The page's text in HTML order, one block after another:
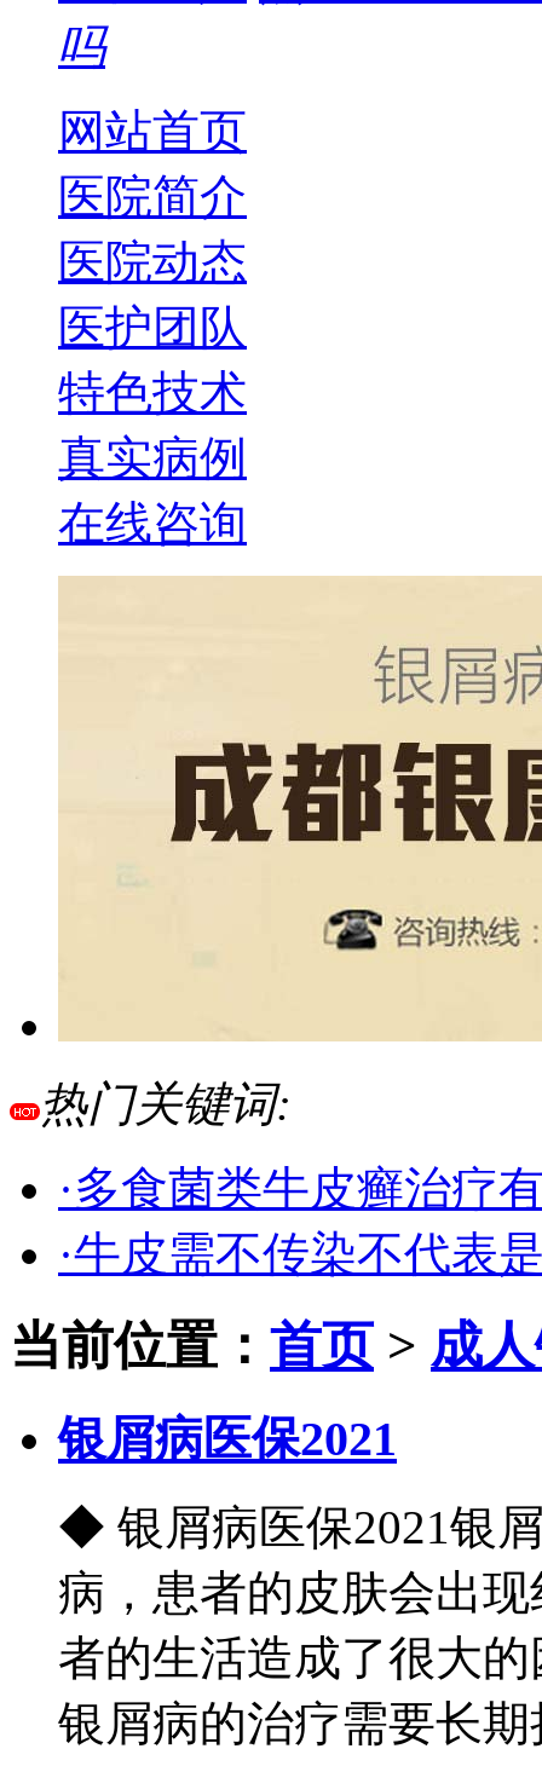
吗
网站首页
医院简介
医院动态
医护团队
特色技术
真实病例
在线咨询
热门关键词:
·多食菌类牛皮癣治疗
·牛皮需不传染不代表
当前位置： 首页> 成
银屑病医保2021
◆ 银屑病医保2021银
病，患者的皮肤会出
者的生活造成了很大
银屑病的治疗需要长期